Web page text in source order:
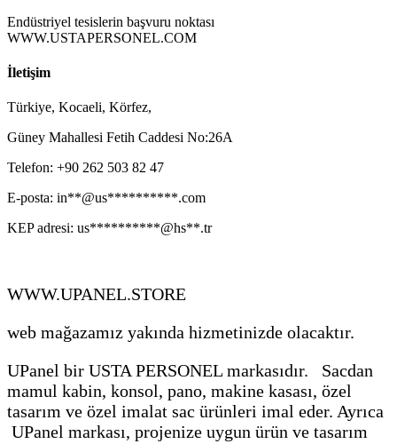
Endüstriyel tesislerin başvuru noktası
WWW.USTAPERSONEL.COM
İletişim
Türkiye, Kocaeli, Körfez,
Güney Mahallesi Fetih Caddesi No:26A
Telefon: ‎+90 262 503 82 47
E-posta: in**@us**********.com
KEP adresi: us**********@hs**.tr
WWW.UPANEL.STORE
web mağazamız yakında hizmetinizde olacaktır.
UPanel bir USTA PERSONEL markasıdır. Sacdan
mamul kabin, konsol, pano, makine kasası, özel
tasarım ve özel imalat sac ürünleri imal eder. Ayrıca
UPanel markası, projenize uygun ürün ve tasarım